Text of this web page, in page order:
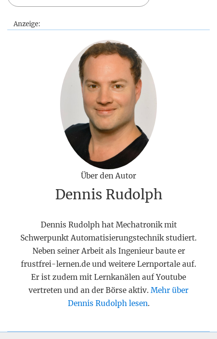
Anzeige:
Über den Autor
Dennis Rudolph
Dennis Rudolph hat Mechatronik mit
Schwerpunkt Automatisierungstechnik studiert.
Neben seiner Arbeit als Ingenieur baute er
frustfrei-lernen.de und weitere Lernportale auf.
Er ist zudem mit Lernkanälen auf Youtube
vertreten und an der Börse aktiv. Mehr über
Dennis Rudolph lesen.